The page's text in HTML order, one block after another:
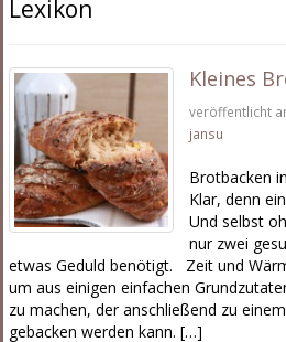
Lexikon
Kleines
veröffentlicht
jansu
Brotbacken
Klar, denn
Und selbst
nur zwei
etwas Geduld benötigt. Zeit und
um aus einigen einfachen
zu machen, der anschließend zu
gebacken werden kann. […]